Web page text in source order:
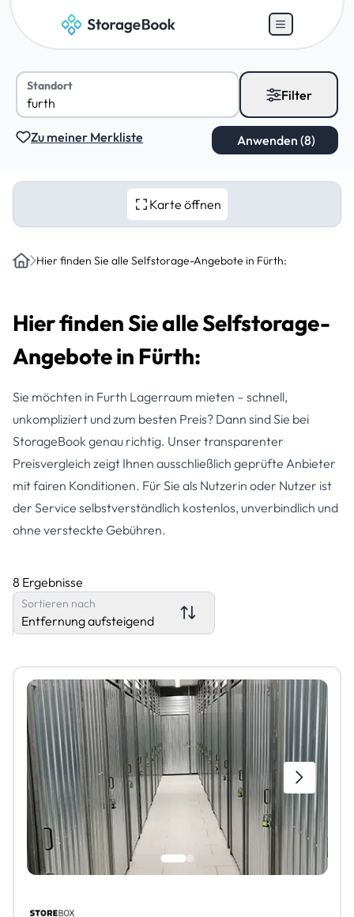
Standort
Filter
Zu meiner Merkliste
Karte öffnen
Hier finden Sie alle Selfstorage-Angebote in Fürth:
Hier finden Sie alle Selfstorage-
Angebote in Fürth:
Sie möchten in Furth Lagerraum mieten – schnell,
unkompliziert und zum besten Preis? Dann sind Sie bei
StorageBook genau richtig. Unser transparenter
Preisvergleich zeigt Ihnen ausschließlich geprüfte Anbieter
mit fairen Konditionen. Für Sie als Nutzerin oder Nutzer ist
der Service selbstverständlich kostenlos, unverbindlich und
ohne versteckte Gebühren.
8 Ergebnisse
Sortieren nach
Entfernung aufsteigend